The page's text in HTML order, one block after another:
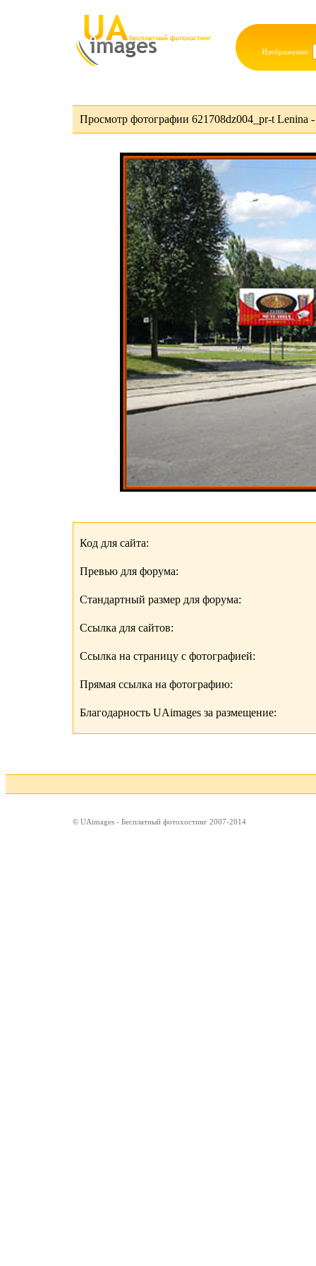
Изображения:
Просмотр фотографии 621708dz004_pr-t Lenina
Код для сайта:
Превью для форума:
Стандартный размер для форума:
Ссылка для сайтов:
Ссылка на страницу с фотографией:
Прямая ссылка на фотографию:
Благодарность UAimages за размещение:
© UAimages - Бесплатный фотохостинг 2007-2014